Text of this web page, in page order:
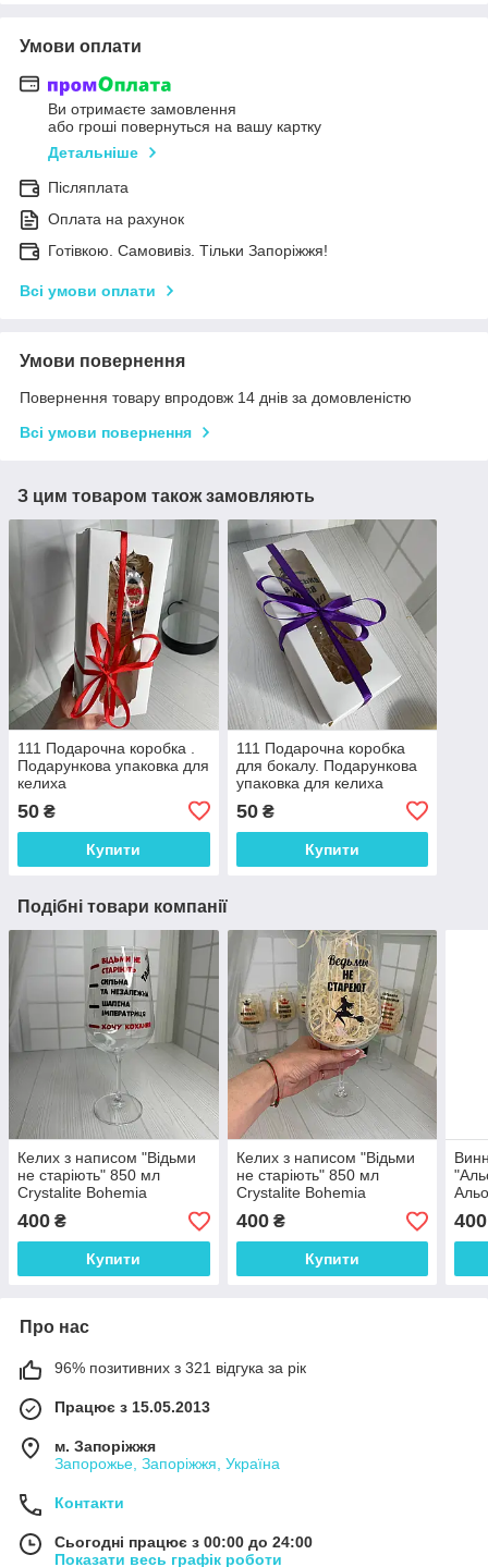
Умови оплати
Ви отримаєте замовлення
або гроші повернуться на вашу картку
Детальніше
Післяплата
Оплата на рахунок
Готівкою. Самовивіз. Тільки Запоріжжя!
Всі умови оплати
Умови повернення
Повернення товару впродовж 14 днів за домовленістю
Всі умови повернення
З цим товаром також замовляють
111 Подарочна коробка .
Подарункова упаковка для
келиха
50 ₴
Купити
111 Подарочна коробка
для бокалу. Подарункова
упаковка для келиха
50₴
Купити
Подібні товари компанії
Келих з написом "Відьми
не старіють" 850 мл
Crystalite Bohemia
400 ₴
Купити
Келих з написом "Відьми
не старіють" 850 мл
Crystalite Bohemia
400₴
Купити
400
Про нас
96% позитивних з 321 відгука за рік
Працює з 15.05.2013
м. Запоріжжя
Запорожье, Запоріжжя, Україна
Контакти
Сьогодні працює з 00:00 до 24:00
Показати весь графік роботи